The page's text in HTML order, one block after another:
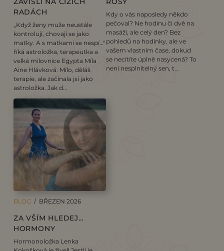
RADÁCH
„Když ženy muže neustále
kontrolují, chovají se jako
matky. A s matkami se nespí…"
říká astroložka, terapeutka a
velká milovnice Egypta Míla
Aine Hlávková. Mílo, děláš
terapie, ale začínala jsi jako
astroložka. Jak d...
Kdy o vás naposledy někdo
pečoval? Ne hodinu či dvě na
masáži, ale celý den? Bez
pohledů na hodinky, ale ve
vašem vlastním čase, dokud
se necítíte úplně nasycená? To
není nesplnitelný sen, t...
BLOG / BŘEZEN 2026
ZA VŠÍM HLEDEJ…
HORMONY
Hormonoložka Lenka